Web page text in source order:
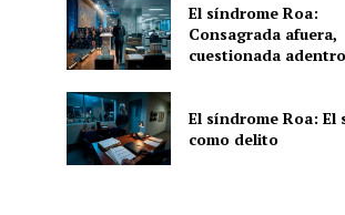
El síndrome Roa:
Consagrada afuera,
cuestionada adentro
El síndrome Roa: El
como delito